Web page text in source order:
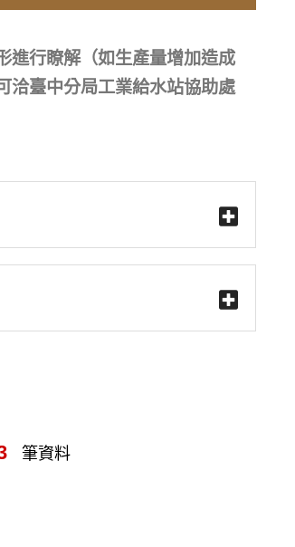
進行瞭解（如生產量增加造成
洽臺中分局工業給水站協助處
筆資料